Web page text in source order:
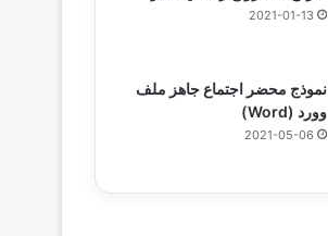
2021-01-13
نموذج محضر اجتماع جاهز ملف
وورد (Word)
2021-05-06